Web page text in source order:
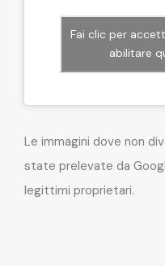
Fai clic per
abilitare
Le immagini dove non
state prelevate da
legittimi proprietari.